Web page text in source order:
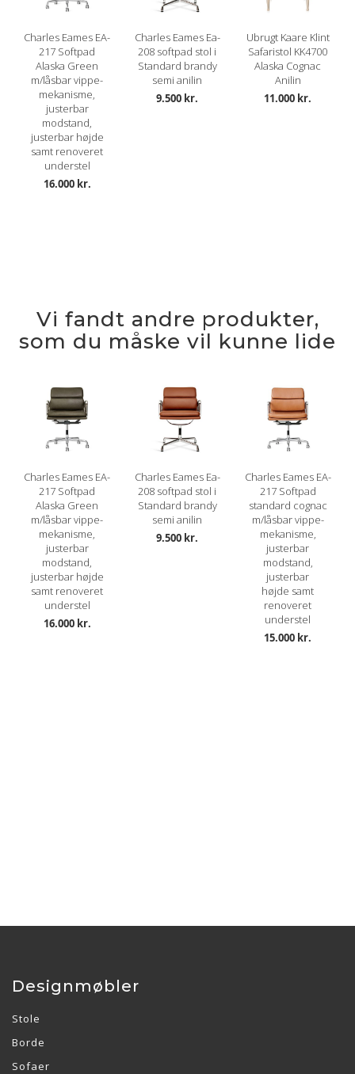
Charles Eames EA-
217 Softpad
Alaska Green
m/låsbar vippe-
mekanisme,
justerbar
modstand,
justerbar højde
samt renoveret
understel
16.000 kr.
Charles Eames Ea-
208 softpad stol i
Standard brandy
semi anilin
9.500 kr.
Ubrugt Kaare Klint
Safaristol KK4700
Alaska Cognac
Anilin
11.000 kr.
Vi fandt andre produkter,
som du måske vil kunne lide
Charles Eames EA-
217 Softpad
Alaska Green
m/låsbar vippe-
mekanisme,
justerbar
modstand,
justerbar højde
samt renoveret
understel
16.000 kr.
Charles Eames Ea-
208 softpad stol i
Standard brandy
semi anilin
9.500 kr.
Charles Eames EA-
217 Softpad
standard cognac
m/låsbar vippe-
mekanisme,
justerbar
modstand,
justerbar
højde samt
renoveret
understel
15.000 kr.
Designmøbler
Stole
Borde
Sofaer